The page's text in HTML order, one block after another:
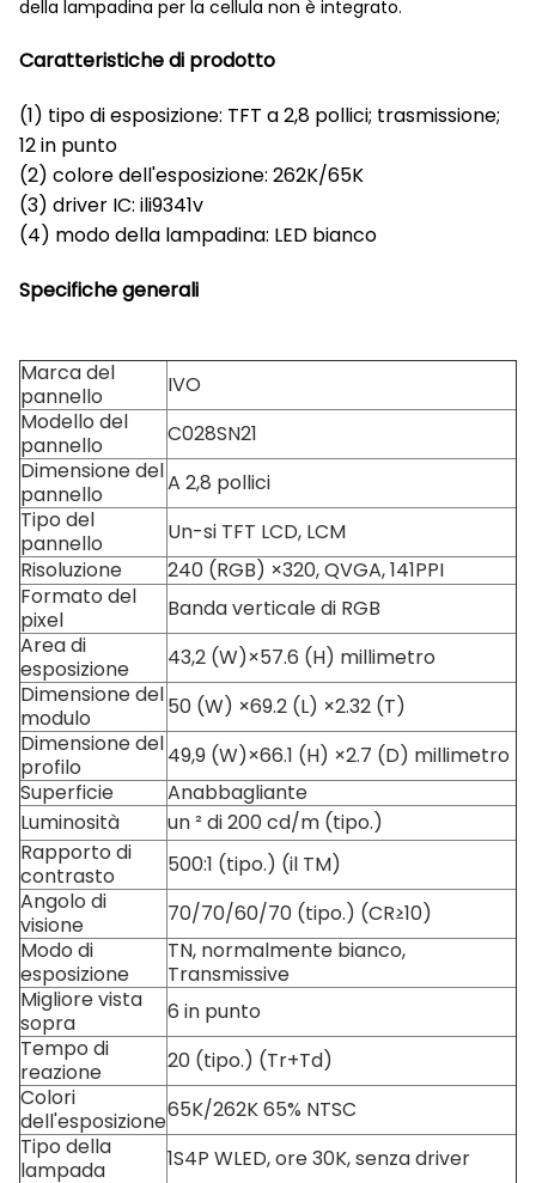
della lampadina per la cellula non è integrato.
Caratteristiche di prodotto
(1) tipo di esposizione: TFT a 2,8 pollici; trasmissione;
12 in punto
(2) colore dell'esposizione: 262K/65K
(3) driver IC: ili9341v
(4) modo della lampadina: LED bianco
Specifiche generali
Marca del
pannello
IVO
Modello del
pannello
C028SN21
Dimensione del
pannello
A 2,8 pollici
Tipo del
pannello
Un-si TFT LCD, LCM
Risoluzione
240 (RGB) ×320, QVGA, 141PPI
Formato del
pixel
Banda verticale di RGB
Area di
esposizione
43,2 (W)×57.6 (H) millimetro
Dimensione del
modulo
50 (W) ×69.2 (L) ×2.32 (T)
Dimensione del
profilo
49,9 (W)×66.1 (H) ×2.7 (D) millimetro
Superficie
Anabbagliante
Luminosità
un ² di 200 cd/m (tipo.)
Rapporto di
contrasto
500:1 (tipo.) (il TM)
Angolo di
visione
70/70/60/70 (tipo.) (CR≥10)
Modo di
esposizione
TN, normalmente bianco,
Transmissive
Migliore vista
sopra
6 in punto
Tempo di
reazione
20 (tipo.) (Tr+Td)
Colori
dell'esposizione65K/262K 65% NTSC
Tipo della
lampada
1S4P WLED, ore 30K, senza driver